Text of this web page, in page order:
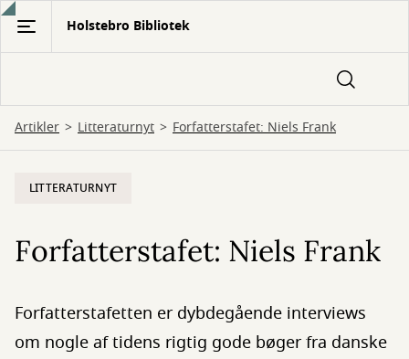
Gå
hovedindhold
Holstebro Bibliotek
Artikler Litteraturnyt Forfatterstafet: Niels Frank
LITTERATURNYT
Forfatterstafet: Niels Frank
Forfatterstafetten er dybdegående interviews
om nogle af tidens rigtig gode bøger fra danske